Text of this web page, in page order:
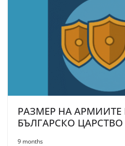
РАЗМЕР НА
БЪЛГАРСКО ЦАРСТВО
9 months